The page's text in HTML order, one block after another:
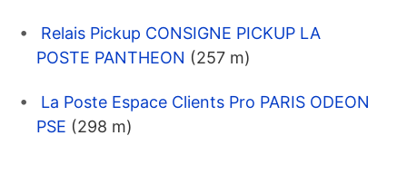
Relais Pickup CONSIGNE PICKUP LA
POSTE PANTHEON (257 m)
La Poste Espace Clients Pro PARIS ODEON
PSE (298 m)